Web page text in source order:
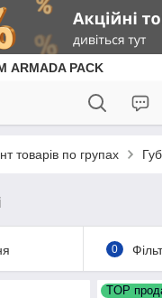
PACK
товарів по групах
0
TOP